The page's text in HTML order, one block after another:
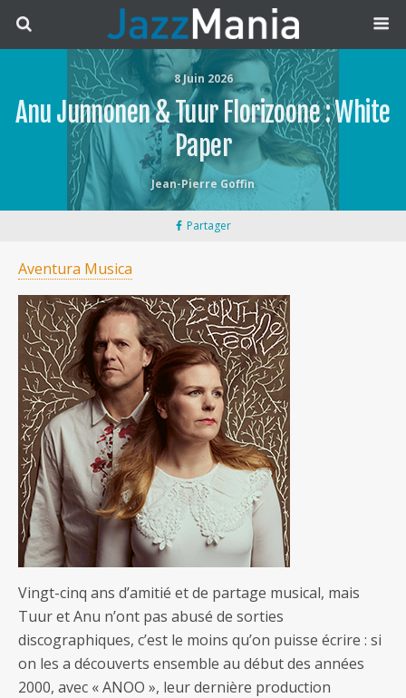
8 Juin 2026
Anu Junnonen & Tuur Florizoone : White
Paper
Jean-Pierre Goffin
Partager
Aventura Musica
Vingt-cinq ans d’amitié et de partage musical, mais
Tuur et Anu n’ont pas abusé de sorties
discographiques, c’est le moins qu’on puisse écrire : si
on les a découverts ensemble au début des années
2000, avec « ANOO », leur dernière production